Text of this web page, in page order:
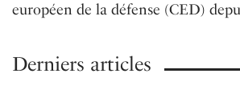
européen de la défense (CED)
Derniers articles